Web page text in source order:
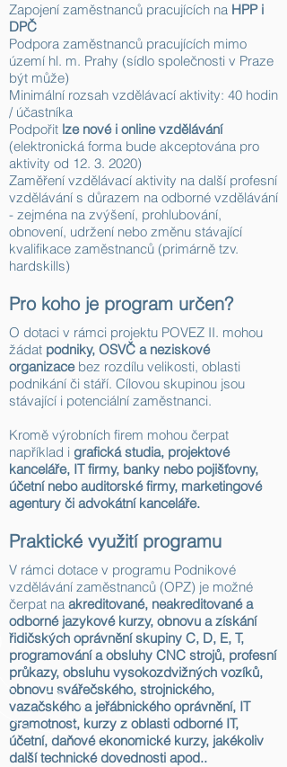
Zapojení zaměstnanců pracujících na HPP i
DPČ
Podpora zaměstnanců pracujících mimo
území hl. m. Prahy (sídlo společnosti v Praze
být může)
Minimální rozsah vzdělávací aktivity: 40 hodin
/ účastníka
Podpořit lze nové i online vzdělávání
(elektronická forma bude akceptována pro
aktivity od 12. 3. 2020)
Zaměření vzdělávací aktivity na další profesní
vzdělávání s důrazem na odborné vzdělávání
- zejména na zvýšení, prohlubování,
obnovení, udržení nebo změnu stávající
kvalifikace zaměstnanců (primárně tzv.
hardskills)
Pro koho je program určen?
O dotaci v rámci projektu POVEZ II. mohou
žádat podniky, OSVČ a neziskové
organizacebez rozdílu velikosti, oblasti
podnikání či stáří. Cílovou skupinou jsou
stávající i potenciální zaměstnanci.​
Kromě výrobních firem mohou čerpat
například i grafická studia, projektové
kanceláře, IT firmy, banky nebo pojišťovny,
účetní nebo auditorské firmy, marketingové
agentury či advokátní kanceláře.
Praktické využití programu
V rámci dotace v programu Podnikové
vzdělávání zaměstnanců (OPZ) je možné
čerpat na akreditované, neakreditované a
odborné jazykové kurzy, obnovu a získání
řidičských oprávnění skupiny C, D, E, T,
programování a obsluhy CNC strojů, profesní
průkazy, obsluhu vysokozdvižných vozíků,
obnovu svářečského, strojnického,
vazačského a jeřábnického oprávnění, IT
gramotnost, kurzy z oblasti odborné IT,
účetní, daňové ekonomické kurzy, jakékoliv
další technické dovednosti apod..